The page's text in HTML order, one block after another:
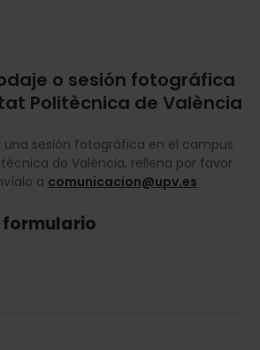
o sesión fotográfica
Politècnica de València
una sesión fotográfica en el campus
de València, rellena por favor
a comunicacion@upv.es